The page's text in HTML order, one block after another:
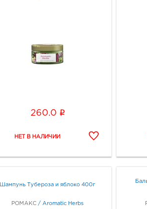
260.0 i
Шампунь Тубероза и яблоко 400г
РОМАКС / Aromatic Herbs